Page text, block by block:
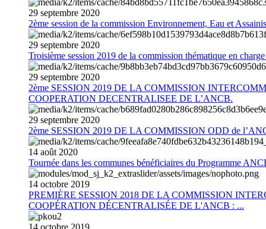
29 septembre 2020
2ème session de la commission Environnement, Eau et
29 septembre 2020
Troisième session 2019 de la commission thématique en
29 septembre 2020
2ème SESSION 2019 DE LA COMMISSION
COOPERATION DECENTRALISEE DE L’ANCB.
29 septembre 2020
2ème SESSION 2019 DE LA COMMISSION ODD de
14 août 2020
Tournée dans les communes bénéficiaires du Programme
14 octobre 2019
PREMIÈRE SESSION 2018 DE LA COMMISSION
COOPÉRATION DÉCENTRALISÉE DE L'ANCB : ...
14 octobre 2019